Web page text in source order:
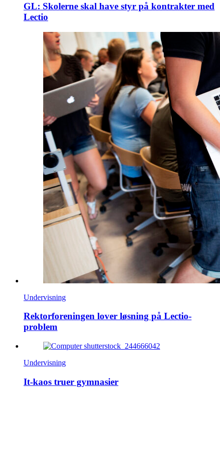
GL: Skolerne skal have styr på kontrakter med
Lectio
Undervisning
Rektorforeningen lover løsning på Lectio-
problem
Undervisning
It-kaos truer gymnasier